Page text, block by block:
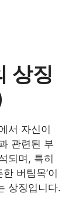
상징
서 자신이
관련된 부
되며, 특히
버팀목’이
상징입니다.